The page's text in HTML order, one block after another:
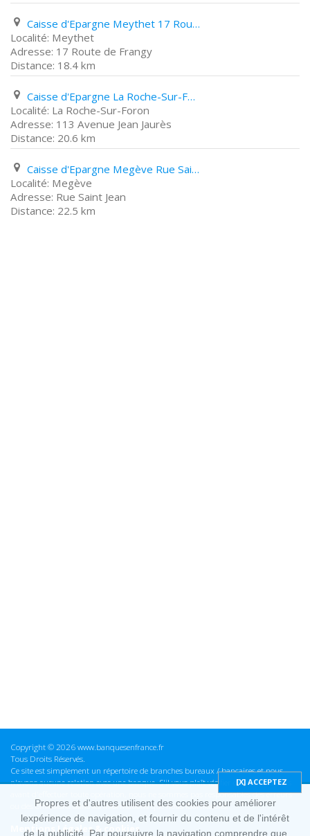
Caisse d'Epargne Meythet 17 Route de Frangy
Meythet
17 Route de Frangy
18.4 km
Caisse d'Epargne La Roche-Sur-Foron 113 Avenue Jean Jaurès
La Roche-Sur-Foron
113 Avenue Jean Jaurès
20.6 km
Caisse d'Epargne Megève Rue Saint Jean
Megève
Rue Saint Jean
22.5 km
Copyright © 2026 www.banquesenfrance.fr
Tous Droits Réservés.
Ce site est simplement un répertoire de branches bureaux / bancaires et nous
n'avons aucune relation avec une banque. S'il vous plaît vérifier ces informations
avant d'effectuer toute opération, nous ne sommes pas responsables des erreurs
ou des omissions dans les informations que nous fournissons.
Mentions Légales & cookies
Propres et d'autres utilisent des cookies pour améliorer
lexpérience de navigation, et fournir du contenu et de l'intérêt
de la publicité. Par poursuivre la navigation comprendre que